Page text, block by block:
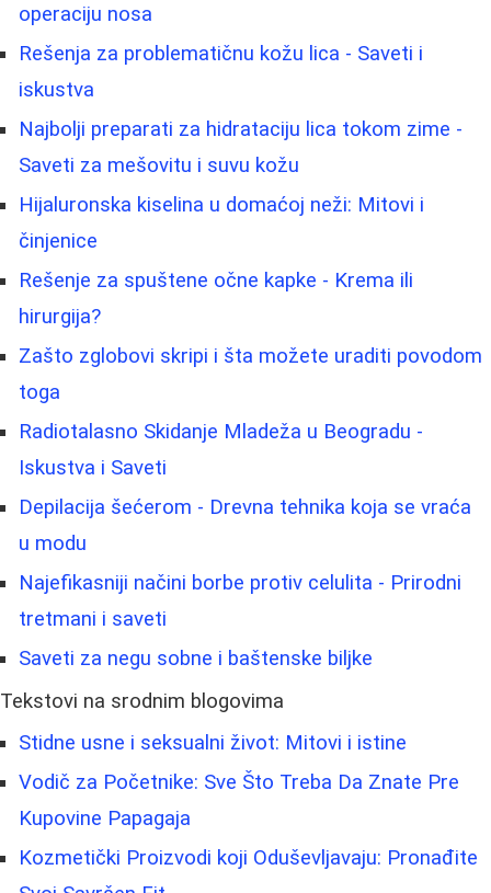
operaciju nosa
Rešenja za problematičnu kožu lica - Saveti i
iskustva
Najbolji preparati za hidrataciju lica tokom zime -
Saveti za mešovitu i suvu kožu
Hijaluronska kiselina u domaćoj neži: Mitovi i
činjenice
Rešenje za spuštene očne kapke - Krema ili
hirurgija?
Zašto zglobovi skripi i šta možete uraditi povodom
toga
Radiotalasno Skidanje Mladeža u Beogradu -
Iskustva i Saveti
Depilacija šećerom - Drevna tehnika koja se vraća
u modu
Najefikasniji načini borbe protiv celulita - Prirodni
tretmani i saveti
Saveti za negu sobne i baštenske biljke
Tekstovi na srodnim blogovima
Stidne usne i seksualni život: Mitovi i istine
Vodič za Početnike: Sve Što Treba Da Znate Pre
Kupovine Papagaja
Kozmetički Proizvodi koji Oduševljavaju: Pronađite